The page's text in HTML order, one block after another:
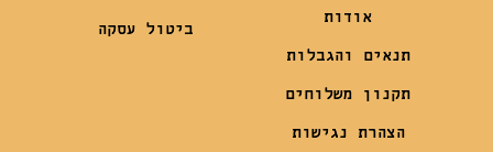
אודות
תנאים והגבלות
תקנון משלוחים
הצהרת נגישות
ביטול עסקה